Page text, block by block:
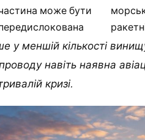
може бути
меншій кількості
навіть наявна
кризі.